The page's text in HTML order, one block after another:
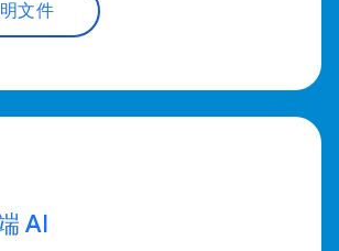
文件
AI